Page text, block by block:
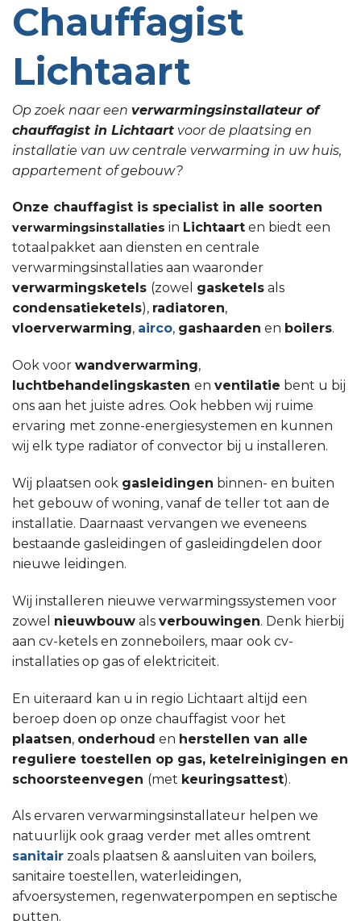
Chauffagist
Lichtaart
Op zoek naar een verwarmingsinstallateur of
chauffagist in Lichtaart voor de plaatsing en
installatie van uw centrale verwarming in uw huis,
appartement of gebouw?
Onze chauffagist is specialist in alle soorten
verwarmingsinstallaties in Lichtaart en biedt een
totaalpakket aan diensten en centrale
verwarmingsinstallaties aan waaronder
verwarmingsketels (zowel gasketels als
condensatieketels), radiatoren,
vloerverwarming, airco, gashaarden en boilers.
Ook voor wandverwarming,
luchtbehandelingskasten en ventilatie bent u bij
ons aan het juiste adres. Ook hebben wij ruime
ervaring met zonne-energiesystemen en kunnen
wij elk type radiator of convector bij u installeren.
Wij plaatsen ook gasleidingen binnen- en buiten
het gebouw of woning, vanaf de teller tot aan de
installatie. Daarnaast vervangen we eveneens
bestaande gasleidingen of gasleidingdelen door
nieuwe leidingen.
Wij installeren nieuwe verwarmingssystemen voor
zowel nieuwbouw als verbouwingen. Denk hierbij
aan cv-ketels en zonneboilers, maar ook cv-
installaties op gas of elektriciteit.
En uiteraard kan u in regio Lichtaart altijd een
beroep doen op onze chauffagist voor het
plaatsen, onderhoud en herstellen van alle
reguliere toestellen op gas, ketelreinigingen en
schoorsteenvegen (met keuringsattest).
Als ervaren verwarmingsinstallateur helpen we
natuurlijk ook graag verder met alles omtrent
sanitair zoals plaatsen & aansluiten van boilers,
sanitaire toestellen, waterleidingen,
afvoersystemen, regenwaterpompen en septische
putten.